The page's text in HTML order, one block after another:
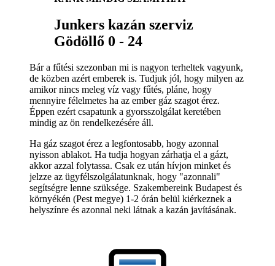
Junkers kazán szerviz
Gödöllő 0 - 24
Bár a fűtési szezonban mi is nagyon terheltek vagyunk,
de közben azért emberek is. Tudjuk jól, hogy milyen az
amikor nincs meleg víz vagy fűtés, pláne, hogy
mennyire félelmetes ha az ember gáz szagot érez.
Éppen ezért csapatunk a gyorsszolgálat keretében
mindig az ön rendelkezésére áll.
Ha gáz szagot érez a legfontosabb, hogy azonnal
nyisson ablakot. Ha tudja hogyan zárhatja el a gázt,
akkor azzal folytassa. Csak ez után hívjon minket és
jelzze az ügyfélszolgálatunknak, hogy "azonnali"
segítségre lenne szüksége. Szakembereink Budapest és
környékén (Pest megye) 1-2 órán belül kiérkeznek a
helyszínre és azonnal neki látnak a kazán javításának.